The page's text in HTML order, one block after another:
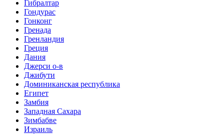
Гибралтар
Гондурас
Гонконг
Гренада
Гренландия
Греция
Дания
Джерси о-в
Джибути
Доминиканская республика
Египет
Замбия
Западная Сахара
Зимбабве
Израиль